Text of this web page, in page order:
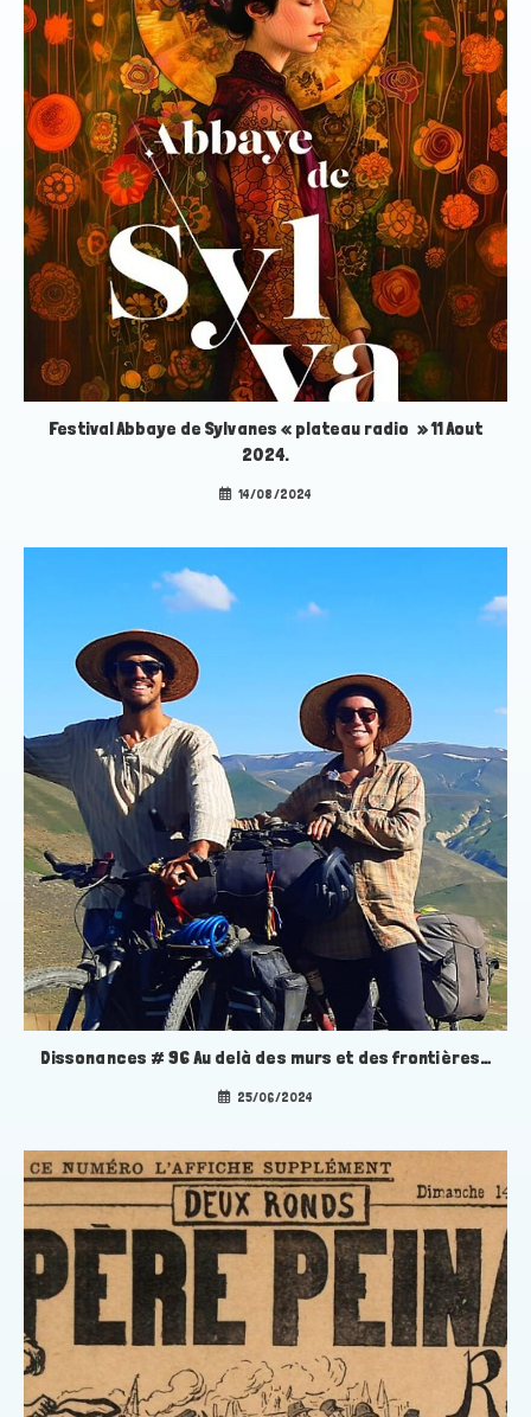
Festival Abbaye de Sylvanes « plateau radio » 11 Aout
2024.
14/08/2024
Dissonances # 96 Au delà des murs et des frontières…
25/06/2024